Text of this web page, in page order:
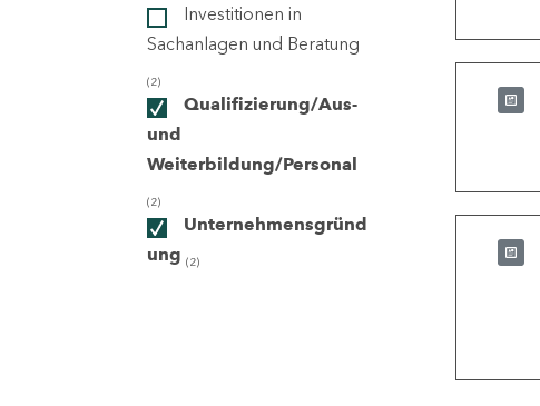
Investitionen in
Sachanlagen und Beratung
(2)
Qualifizierung/Aus-
und
Weiterbildung/Personal
(2)
Unternehmensgründ
ung (2)